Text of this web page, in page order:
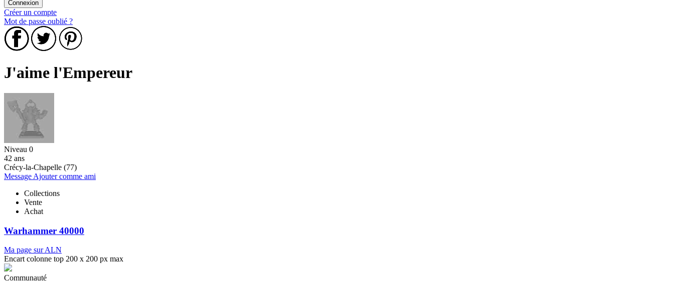
Créer un compte
Mot de passe oublié ?
J'aime l'Empereur
Niveau 0
42 ans
Crécy-la-Chapelle (77)
Message Ajouter comme ami
Collections
Vente
Achat
Warhammer 40000
Ma page sur ALN
Encart colonne top 200 x 200 px max
Communauté